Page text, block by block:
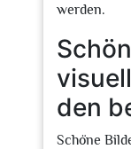
werden.
den
Schöne